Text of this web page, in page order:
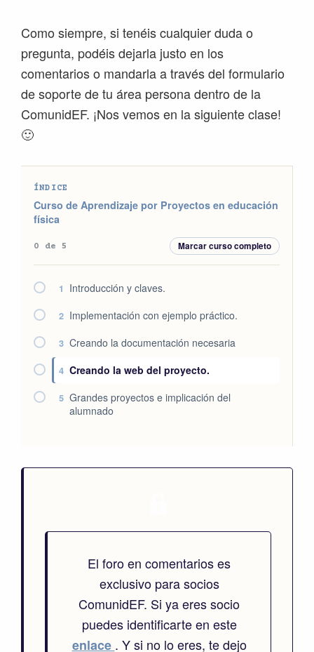
Como siempre, si tenéis cualquier duda o
pregunta, podéis dejarla justo en los
comentarios o mandarla a través del formulario
de soporte de tu área persona dentro de la
ComunidEF. ¡Nos vemos en la siguiente clase!
🙂
ÍNDICE
Curso de Aprendizaje por Proyectos en educación
física
0 de 5 Marcar curso completo
1 Introducción y claves.
2 Implementación con ejemplo práctico.
3 Creando la documentación necesaria
4 Creando la web del proyecto.
5 Grandes proyectos e implicación del
alumnado
El foro en comentarios es
exclusivo para socios
ComunidEF. Si ya eres socio
puedes identificarte en este
enlace . Y si no lo eres, te dejo